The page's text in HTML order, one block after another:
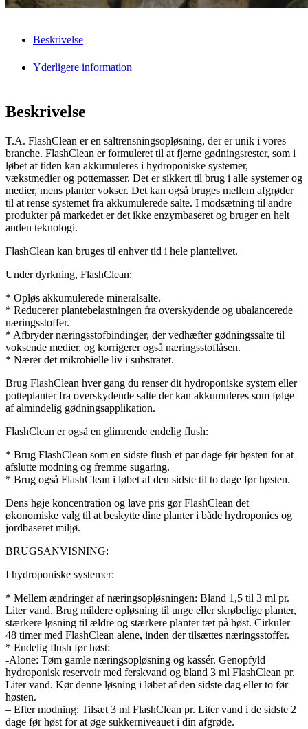
Beskrivelse
Yderligere information
Beskrivelse
T.A. FlashClean er en saltrensningsopløsning, der er unik i vores
branche. FlashClean er formuleret til at fjerne gødningsrester, som i
løbet af tiden kan akkumuleres i hydroponiske systemer,
vækstmedier og pottemasser. Det er sikkert til brug i alle systemer og
medier, mens planter vokser. Det kan også bruges mellem afgrøder
til at rense systemet fra akkumulerede salte. I modsætning til andre
produkter på markedet er det ikke enzymbaseret og bruger en helt
anden teknologi.
FlashClean kan bruges til enhver tid i hele plantelivet.
Under dyrkning, FlashClean:
* Opløs akkumulerede mineralsalte.
* Reducerer plantebelastningen fra overskydende og ubalancerede
næringsstoffer.
* Afbryder næringsstofbindinger, der vedhæfter gødningssalte til
voksende medier, og korrigerer også næringsstoflåsen.
* Nærer det mikrobielle liv i substratet.
Brug FlashClean hver gang du renser dit hydroponiske system eller
potteplanter fra overskydende salte der kan akkumuleres som følge
af almindelig gødningsapplikation.
FlashClean er også en glimrende endelig flush:
* Brug FlashClean som en sidste flush et par dage før høsten for at
afslutte modning og fremme sugaring.
* Brug også FlashClean i løbet af den sidste til to dage før høsten.
Dens høje koncentration og lave pris gør FlashClean det
økonomiske valg til at beskytte dine planter i både hydroponics og
jordbaseret miljø.
BRUGSANVISNING:
I hydroponiske systemer:
* Mellem ændringer af næringsopløsningen: Bland 1,5 til 3 ml pr.
Liter vand. Brug mildere opløsning til unge eller skrøbelige planter,
stærkere løsning til ældre og stærkere planter tæt på høst. Cirkuler
48 timer med FlashClean alene, inden der tilsættes næringsstoffer.
* Endelig flush før høst:
-Alone: ​​Tøm gamle næringsopløsning og kassér. Genopfyld
hydroponisk reservoir med ferskvand og bland 3 ml FlashClean pr.
Liter vand. Kør denne løsning i løbet af den sidste dag eller to før
høsten.
– Efter modning: Tilsæt 3 ml FlashClean pr. Liter vand i de sidste 2
dage før høst for at øge sukkerniveauet i din afgrøde.